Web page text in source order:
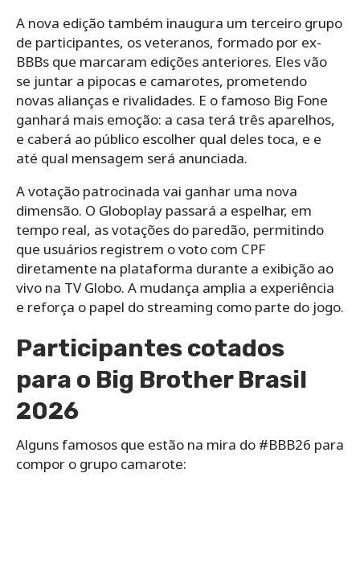
A nova edição também inaugura um terceiro grupo
de participantes, os veteranos, formado por ex-
BBBs que marcaram edições anteriores. Eles vão
se juntar a pipocas e camarotes, prometendo
novas alianças e rivalidades. E o famoso Big Fone
ganhará mais emoção: a casa terá três aparelhos,
e caberá ao público escolher qual deles toca, e e
até qual mensagem será anunciada.
A votação patrocinada vai ganhar uma nova
dimensão. O Globoplay passará a espelhar, em
tempo real, as votações do paredão, permitindo
que usuários registrem o voto com CPF
diretamente na plataforma durante a exibição ao
vivo na TV Globo. A mudança amplia a experiência
e reforça o papel do streaming como parte do jogo.
Participantes cotados
para o Big Brother Brasil
2026
Alguns famosos que estão na mira do #BBB26 para
compor o grupo camarote: